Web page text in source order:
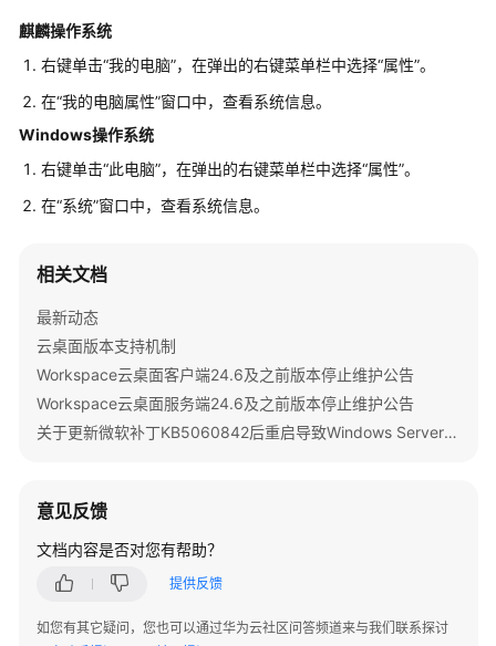
指
（终
端
用
南
理
员）
最
佳
实
API
参
常
麒麟操作系统
右键单击“我的电脑”，在弹出的右键菜单栏中选择“属性”。
在“我的电脑属性”窗口中，查看系统信息。
Windows操作系统
右键单击“此电脑”，在弹出的右键菜单栏中选择“属性”。
在“系统”窗口中，查看系统信息。
相关文档
最新动态
云桌面版本支持机制
Workspace云桌面客户端24.6及之前版本停止维护公告
Workspace云桌面服务端24.6及之前版本停止维护公告
关于更新微软补丁KB5060842后重启导致Windows Server 2022发放的桌面无法启动的公告
意见反馈
文档内容是否对您有帮助？
提供反馈
如您有其它疑问，您也可以通过华为云社区问答频道来与我们联系探讨